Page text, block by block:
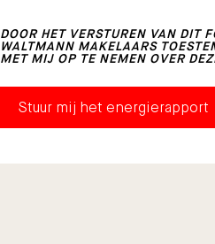
DOOR HET VERSTUREN VAN DIT
WALTMANN MAKELAARS
MET MIJ OP TE NEMEN OVER